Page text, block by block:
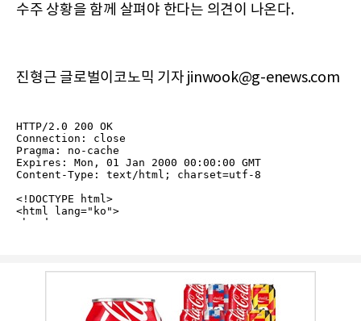
수주 상황을 함께 살펴야 한다는 의견이 나온다.
진형근 글로벌이코노믹 기자 jinwook@g-enews.com